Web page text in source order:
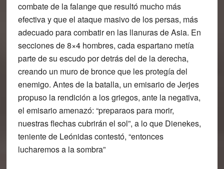
combate de la falange que resultó mucho más
efectiva y que el ataque masivo de los persas, más
adecuado para combatir en las llanuras de Asia. En
secciones de 8×4 hombres, cada espartano metía
parte de su escudo por detrás del de la derecha,
creando un muro de bronce que les protegía del
enemigo. Antes de la batalla, un emisario de Jerjes
propuso la rendición a los griegos, ante la negativa,
el emisario amenazó: “preparaos para morir,
nuestras flechas cubrirán el sol”, a lo que Dienekes,
teniente de Leónidas contestó, “entonces
lucharemos a la sombra”